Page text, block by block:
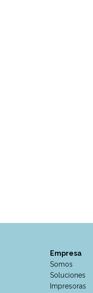
Empresa
Somos
Soluciones
Impresoras